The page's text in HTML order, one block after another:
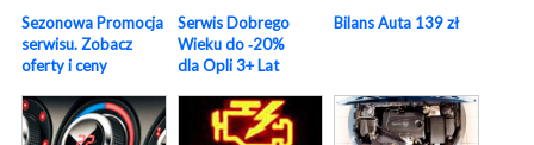
Sezonowa Promocja
serwisu. Zobacz
oferty i ceny
Serwis Dobrego
Wieku do ‑20%
dla Opli 3+ Lat
Bilans Auta 139 zł